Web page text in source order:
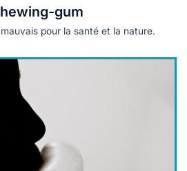
gum
pour la santé et la nature.